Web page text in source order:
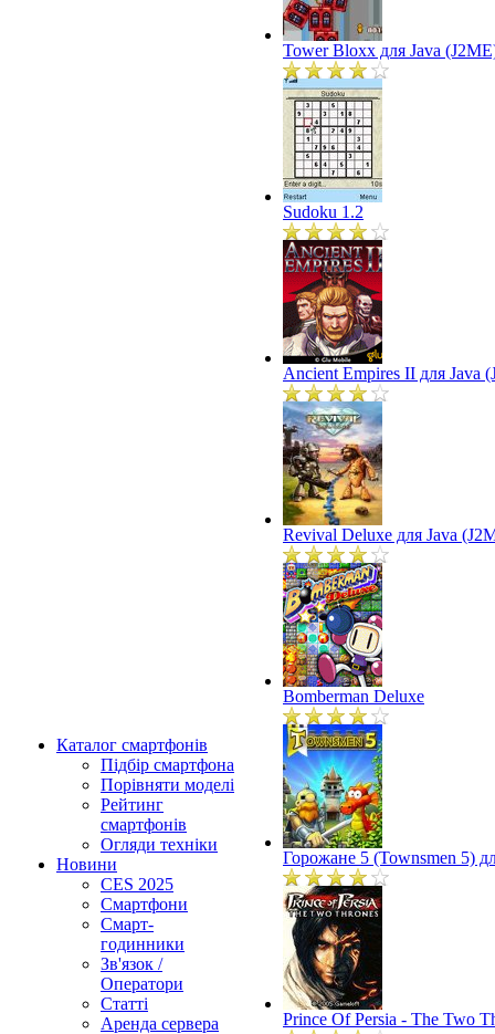
Каталог смартфонів
Підбір смартфона
Порівняти моделі
Рейтинг
смартфонів
Огляди техніки
Новини
CES 2025
Смартфони
Смарт-
годинники
Зв'язок /
Оператори
Статті
Аренда сервера
Tower Bloxx для Java
Sudoku 1.2
Ancient Empires II для Java
Revival Deluxe для Java
Bomberman Deluxe
Горожане 5 (Townsmen 5)
Prince Of Persia - The Two